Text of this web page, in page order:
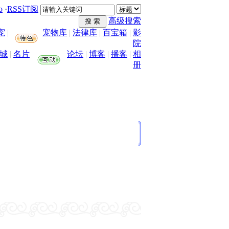
·RSS订阅
高级搜索
| 宠物库 | 法律库 | 百宝箱 | 影
院
| 名片 论坛 | 博客 | 播客 | 相
册